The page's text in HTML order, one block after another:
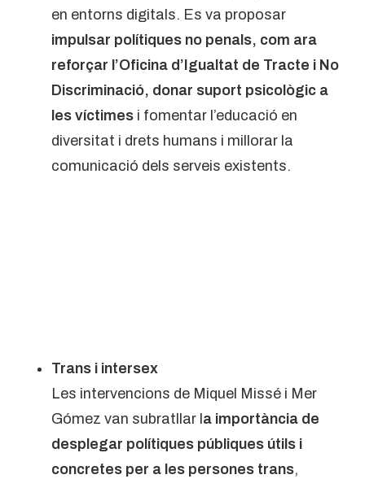
en entorns digitals. Es va proposar
impulsar polítiques no penals, com ara
reforçar l’Oficina d’Igualtat de Tracte i No
Discriminació, donar suport psicològic a
les víctimes i fomentar l’educació en
diversitat i drets humans i millorar la
comunicació dels serveis existents.
Trans i intersex
Les intervencions de Miquel Missé i Mer
Gómez van subratllar l a importància de
desplegar polítiques públiques útils i
concretes per a les persones trans,